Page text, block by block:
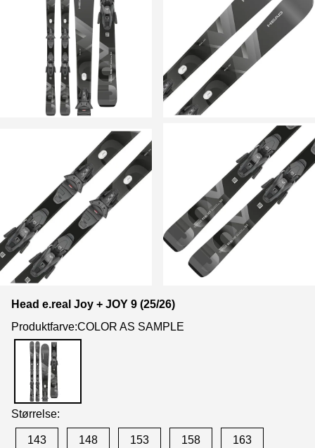
Head e.real Joy + JOY 9 (25/26)
Produktfarve:COLOR AS SAMPLE
Størrelse:
143 148 153 158 163